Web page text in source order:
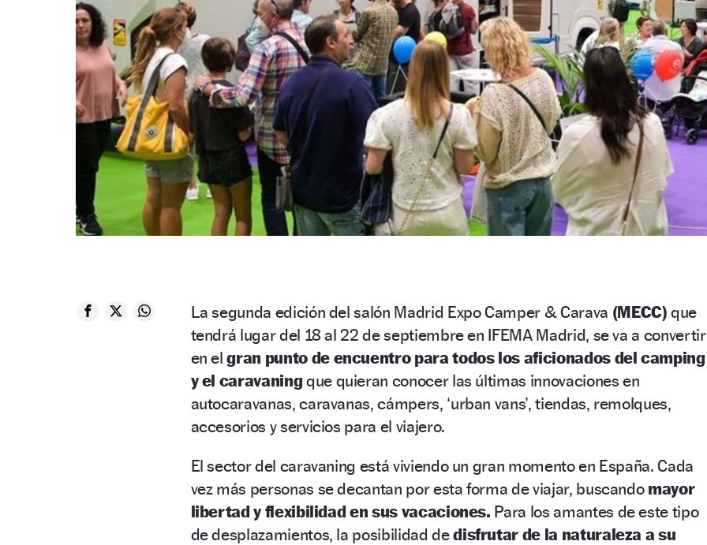
La segunda edición del salón Madrid Expo Camper & Carava (MECC) que
tendrá lugar del 18 al 22 de septiembre en IFEMA Madrid, se va a convertir
en elgran punto de encuentro para todos los aficionados del camping
y el caravaningque quieran conocer las últimas innovaciones en
autocaravanas, caravanas, cámpers, ‘urban vans’, tiendas, remolques,
accesorios y servicios para el viajero.
El sector del caravaning está viviendo un gran momento en España. Cada
vez más personas se decantan por esta forma de viajar, buscando mayor
libertad y flexibilidad en sus vacaciones. Para los amantes de este tipo
de desplazamientos, la posibilidad dedisfrutar de la naturaleza a su